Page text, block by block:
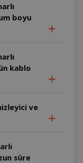
boyu
kablo
ve
süre